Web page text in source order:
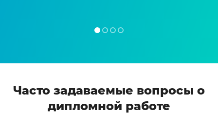
Часто задаваемые вопросы о
дипломной работе